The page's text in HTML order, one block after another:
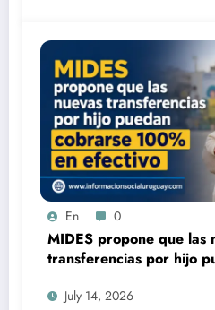
En 0
MIDES propone que las
transferencias por hijo
100% en efectivo: qué
2027July 14, 2026